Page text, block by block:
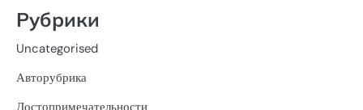
Рубрики
Uncategorised
Авторубрика
Достопримечательности